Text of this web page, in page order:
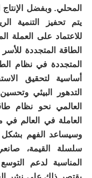
المحلي. وبفضل الإنتاج
يتم تحفيز التنمية
للاعتماد على العملة
الطاقة المتجددة
المتجددة في نظام
أساسية لتحقيق
التدهور البيئي
العالمي نحو نظام
العاملة في العالم
وسيساعد الفهم
سلسلة القيمة،
المناسبة لدعم